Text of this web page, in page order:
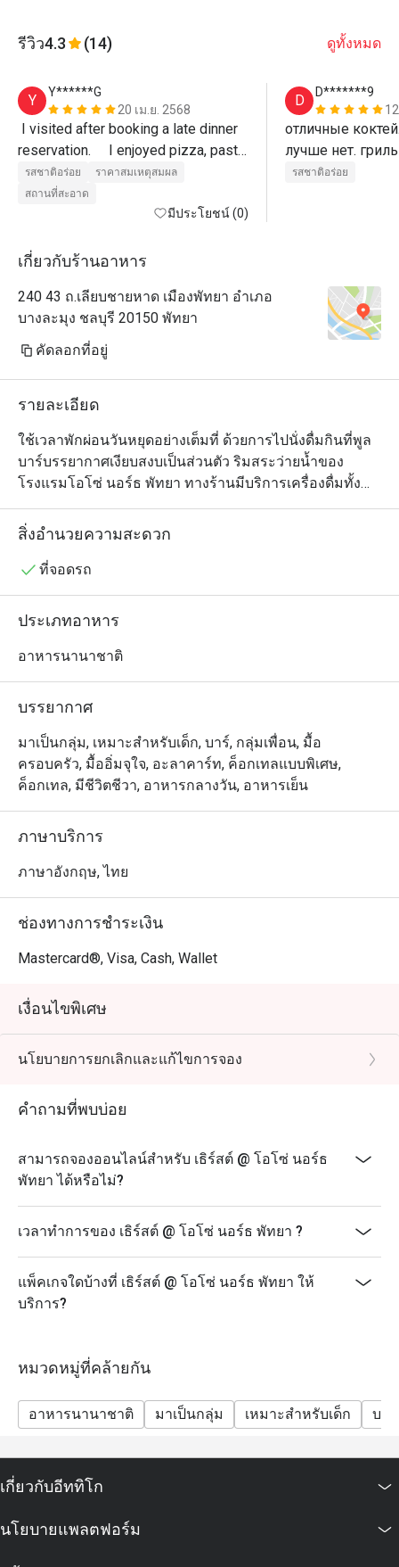
รีวิว4.3 (14) ดูทั้งหมด
Y
Y******G
20 เม.ย. 2568
I visited after booking a late dinner
reservation.     I enjoyed pizza, pasta,
pad thai, etc. at a reasonable price
and good service. (Recommended
for guests staying at Ozo Hotel)
รสชาติอร่อย
ราคาสมเหตุสมผล
สถานที่สะอาด
มีประโยชน์ (0)
D
D*******9
отличные
лучше нет.
รสชาติอร่อย
เกี่ยวกับร้านอาหาร
240 43 ถ.เลียบชายหาด เมืองพัทยา อำเภอ
บางละมุง ชลบุรี 20150 พัทยา
คัดลอกที่อยู่
รายละเอียด
ใช้เวลาพักผ่อนวันหยุดอย่างเต็มที่ ด้วยการไปนั่งดื่มกินที่พูล
บาร์บรรยากาศเงียบสงบเป็นส่วนตัว ริมสระว่ายน้ำของ
โรงแรมโอโซ่ นอร์ธ พัทยา ทางร้านมีบริการเครื่องดื่มทั้ง
ค็อกเทลสูตรพิเศษและอีกมากมาย รวมถึงมีเมนูอาหารว่าง
และมื้ออร่อยในสไตล์ไทยและตะวันตกให้เลือกอิ่มท้องได้
โรงแรม แนะนำพาสต้าไส้กรอกอีสานและเบคอนผัดพริก
แซลมอนย่าง
สิ่งอำนวยความสะดวก
ที่จอดรถ
ประเภทอาหาร
อาหารนานาชาติ
บรรยากาศ
มาเป็นกลุ่ม, เหมาะสำหรับเด็ก, บาร์, กลุ่มเพื่อน, มื้อ
ครอบครัว, มื้ออิ่มจุใจ, อะลาคาร์ท, ค็อกเทลแบบพิเศษ,
ค็อกเทล, มีชีวิตชีวา, อาหารกลางวัน, อาหารเย็น
ภาษาบริการ
ภาษาอังกฤษ, ไทย
ช่องทางการชำระเงิน
Mastercard®, Visa, Cash, Wallet
เงื่อนไขพิเศษ
นโยบายการยกเลิกและแก้ไขการจอง
คำถามที่พบบ่อย
สามารถจองออนไลน์สำหรับ เธิร์สต์ @ โอโซ่ นอร์ธ
พัทยา ได้หรือไม่?
เวลาทำการของ เธิร์สต์ @ โอโซ่ นอร์ธ พัทยา ?
แพ็คเกจใดบ้างที่ เธิร์สต์ @ โอโซ่ นอร์ธ พัทยา ให้
บริการ?
หมวดหมู่ที่คล้ายกัน
อาหารนานาชาติ มาเป็นกลุ่ม เหมาะสำหรับเด็ก บาร์
เกี่ยวกับอีททิโก
นโยบายแพลตฟอร์ม